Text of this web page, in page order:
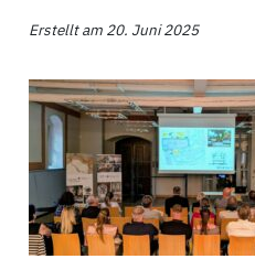
Erstellt am 20. Juni 2025